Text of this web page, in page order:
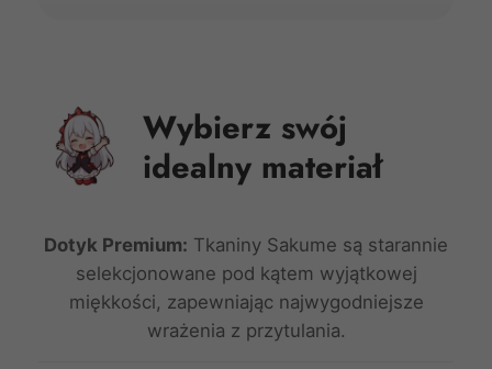
Wybierz swój
idealny materiał
Dotyk Premium: Tkaniny Sakume są starannie
selekcjonowane pod kątem wyjątkowej
miękkości, zapewniając najwygodniejsze
wrażenia z przytulania.